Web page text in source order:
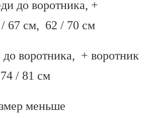
до воротника, +
/ 67 см, 62 / 70 см
воротника, + воротник
/ 81 см
меньше